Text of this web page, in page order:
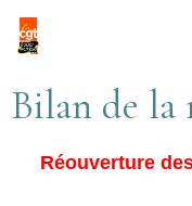
Bilan de la
Réouverture